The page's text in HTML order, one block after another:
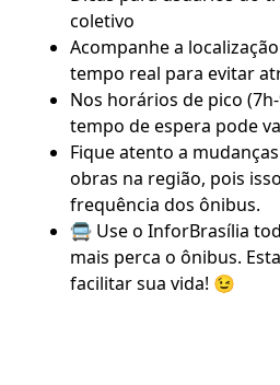
coletivo
Acompanhe a
tempo real para evitar
Nos horários de pico
tempo de espera pode
Fique atento a
obras na região, pois
frequência dos ônibus.
🚍 Use o InforBrasília
mais perca o ônibus.
facilitar sua vida! 😉